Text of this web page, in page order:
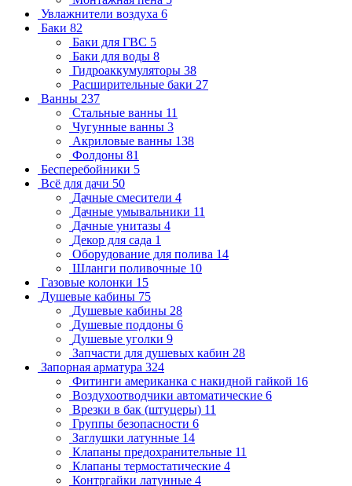
Увлажнители воздуха 6
Баки 82
Баки для ГВС 5
Баки для воды 8
Гидроаккумуляторы 38
Расширительные баки 27
Ванны 237
Стальные ванны 11
Чугунные ванны 3
Акриловые ванны 138
Фолдоны 81
Бесперебойники 5
Всё для дачи 50
Дачные смесители 4
Дачные умывальники 11
Дачные унитазы 4
Декор для сада 1
Оборудование для полива 14
Шланги поливочные 10
Газовые колонки 15
Душевые кабины 75
Душевые кабины 28
Душевые поддоны 6
Душевые уголки 9
Запчасти для душевых кабин 28
Запорная арматура 324
Фитинги американка с накидной гайкой 16
Воздухоотводчики автоматические 6
Врезки в бак (штуцеры) 11
Группы безопасности 6
Заглушки латунные 14
Клапаны предохранительные 11
Клапаны термостатические 4
Контргайки латунные 4